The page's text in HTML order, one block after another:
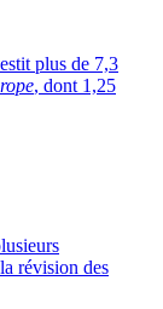
plus de 7,3
, dont 1,25
révision des